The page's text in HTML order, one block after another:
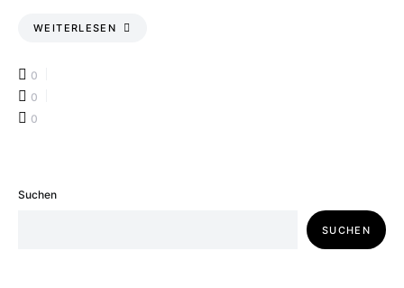
WEITERLESEN
0
0
0
Suchen
SUCHEN